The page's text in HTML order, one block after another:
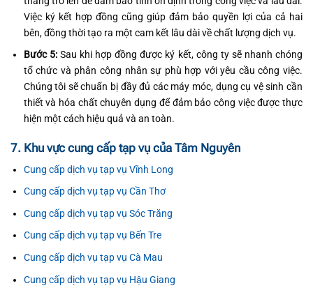
Việc ký kết hợp đồng cũng giúp đảm bảo quyền lợi của cả hai
bên, đồng thời tạo ra một cam kết lâu dài về chất lượng dịch vụ.
Bước 5:Sau khi hợp đồng được ký kết, công ty sẽ nhanh chóng
tổ chức và phân công nhân sự phù hợp với yêu cầu công việc.
Chúng tôi sẽ chuẩn bị đầy đủ các máy móc, dụng cụ vệ sinh cần
thiết và hóa chất chuyên dụng để đảm bảo công việc được thực
hiện một cách hiệu quả và an toàn.
7. Khu vực cung cấp tạp vụ của Tâm Nguyên
Cung cấp dịch vụ tạp vụ Vĩnh Long
Cung cấp dịch vụ tạp vụ Cần Thơ
Cung cấp dịch vụ tạp vụ Sóc Trăng
Cung cấp dịch vụ tạp vụ Bến Tre
Cung cấp dịch vụ tạp vụ Cà Mau
Cung cấp dịch vụ tạp vụ Hậu Giang